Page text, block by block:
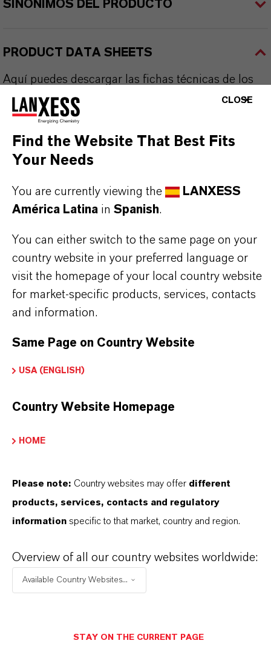
SINÓNIMOS DEL PRODUCTO
PRODUCT DATA SHEETS
Aquí puedes descargar las fichas técnicas de los
productos. Al seleccionar una opción de los menús
desplegables, aparecerán los enlaces de descarga.
Ficha técnica
SELECCIONA EL IDIOMA
Contacto comercial
Jens Pfaffmann
Köln
ENVIAR UN MENSAJE
CLOSE
Find the Website That Best Fits
Your Needs
You are currently viewing the
LANXESS
América Latina in Spanish.
You can either switch to the same page on your
country website in your preferred language or
visit the homepage of your local country website
for market-specific products, services, contacts
and information.
Same Page on Country Website
USA (ENGLISH)
Country Website Homepage
HOME
Please note: Country websites may offer different
products, services, contacts and regulatory
information specific to that market, country and region.
Overview of all our country websites worldwide:
Available Country Websites...
STAY ON THE CURRENT PAGE